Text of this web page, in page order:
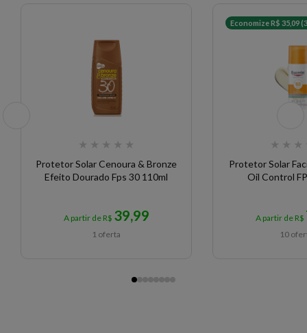
★ ★ ★ ★ ★
Protetor Solar Cenoura & Bronze
Efeito Dourado Fps 30 110ml
A partir de R$ 39,99
1 oferta
Economize R$ 35,09
★ ★ ★
Protetor Solar
Oil Control
A partir de R$
10